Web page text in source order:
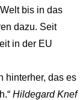
bis in das
dazu. Seit
in der EU
hinterher, das es
Hildegard Knef